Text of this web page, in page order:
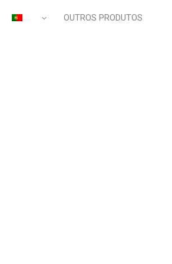
OUTROS PRODUTOS